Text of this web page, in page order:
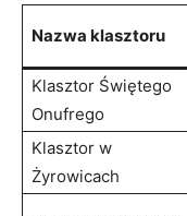
Nazwa klasztoru
Klasztor⁢ Świętego
Onufrego
Klasztor w
Żyrowicach